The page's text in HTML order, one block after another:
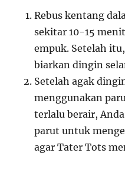
Rebus kentang
sekitar 10-15
empuk. Setelah
biarkan dingin
Setelah agak
menggunakan
terlalu berair,
parut untuk
agar Tater Tots